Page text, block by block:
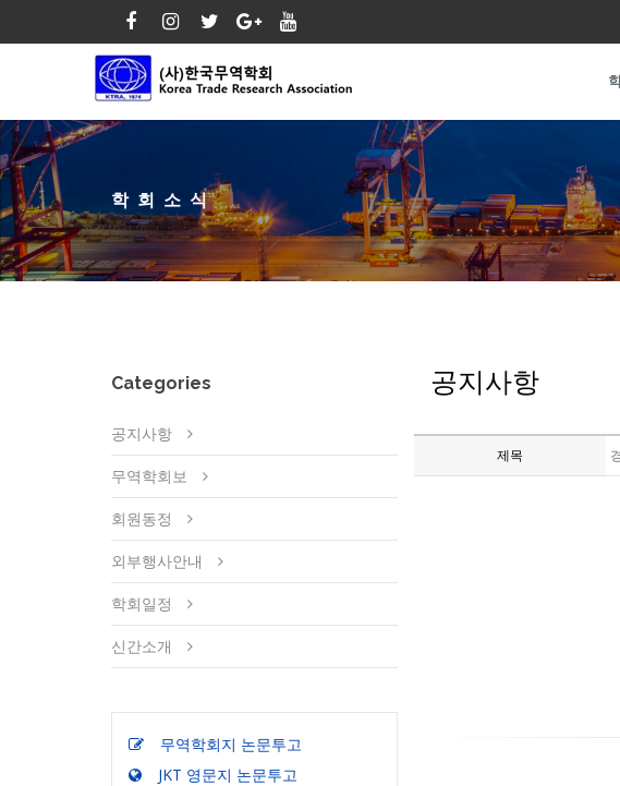
학회소식
Categories
공지사항
무역학회보
회원동정
외부행사안내
학회일정
신간소개
무역학회지 논문투고
JKT 영문지 논문투고
공지사항
제목